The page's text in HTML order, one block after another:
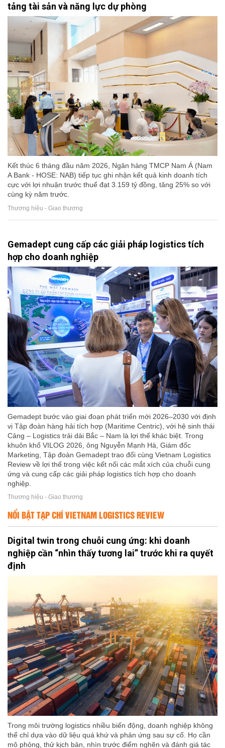
tảng tài sản và năng lực dự phòng
Kết thúc 6 tháng đầu năm 2026, Ngân hàng TMCP Nam Á (Nam
A Bank - HOSE: NAB) tiếp tục ghi nhận kết quả kinh doanh tích
cực với lợi nhuận trước thuế đạt 3.159 tỷ đồng, tăng 25% so với
cùng kỳ năm trước.
Thương hiệu - Giao thương
Gemadept cung cấp các giải pháp logistics tích
hợp cho doanh nghiệp
Gemadept bước vào giai đoạn phát triển mới 2026–2030 với định
vị Tập đoàn hàng hải tích hợp (Maritime Centric), với hệ sinh thái
Cảng – Logistics trải dài Bắc – Nam là lợi thế khác biệt. Trong
khuôn khổ VILOG 2026, ông Nguyễn Mạnh Hà, Giám đốc
Marketing, Tập đoàn Gemadept trao đổi cùng Vietnam Logistics
Review về lợi thế trong việc kết nối các mắt xích của chuỗi cung
ứng và cung cấp các giải pháp logistics tích hợp cho doanh
nghiệp.
Thương hiệu - Giao thương
NỔI BẬT TẠP CHÍ VIETNAM LOGISTICS REVIEW
Digital twin trong chuỗi cung ứng: khi doanh
nghiệp cần “nhìn thấy tương lai” trước khi ra quyết
định
Trong môi trường logistics nhiều biến động, doanh nghiệp không
thể chỉ dựa vào dữ liệu quá khứ và phản ứng sau sự cố. Họ cần
mô phỏng, thử kịch bản, nhìn trước điểm nghẽn và đánh giá tác